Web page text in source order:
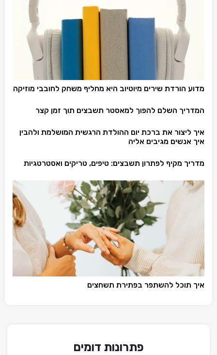
מדוע הורדת שירים מיוטיוב היא מחליף משחק לחובבי מוזיקה
המדריך השלם להפוך למאסטר תשבצים תוך זמן קצר
איך ליצור את ברכת יום ההולדת הרגשית המושלמת ולהבין
איך אנשים מגיבים אליה
מדריך מקיף לפתרון תשבצים: טיפים, טריקים ואסטרטגיות
איך תוכל להשתפר בפתירת תשחצים
פתרונות דומים